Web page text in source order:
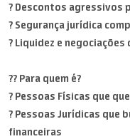
? Descontos agressivos
? Segurança jurídica
? Liquidez e
?? Para quem é?
? Pessoas Físicas que
? Pessoas Jurídicas que
financeiras